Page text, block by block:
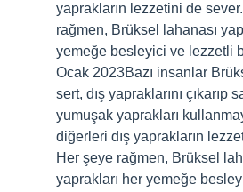
yaprakların lezzetini de
rağmen, Brüksel lahanası
yemeğe besleyici ve lezzetli
Ocak 2023Bazı insanlar
sert, dış yapraklarını çıkarıp
yumuşak yaprakları
diğerleri dış yaprakların
Her şeye rağmen, Brüksel
yaprakları her yemeğe